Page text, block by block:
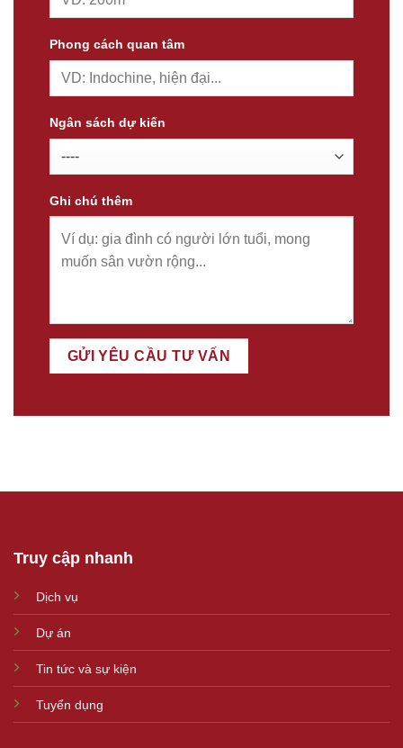
Phong cách quan tâm
Ngân sách dự kiến
Ghi chú thêm
Truy cập nhanh
Dịch vụ
Dự án
Tin tức và sự kiện
Tuyển dụng